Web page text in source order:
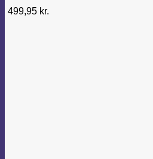
499,95 kr.